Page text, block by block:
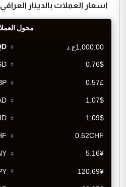
اسعار العملات بالدينار العراقي